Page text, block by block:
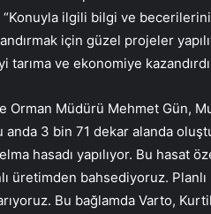
“Konuyla ilgili bilgi ve
için güzel projeler
tarıma ve ekonomiye
Orman Müdürü Mehmet Gün,
anda 3 bin 71 dekar alanda
hasadı yapılıyor. Bu hasat
üretimden bahsediyoruz. Planlı
Bu bağlamda Varto,